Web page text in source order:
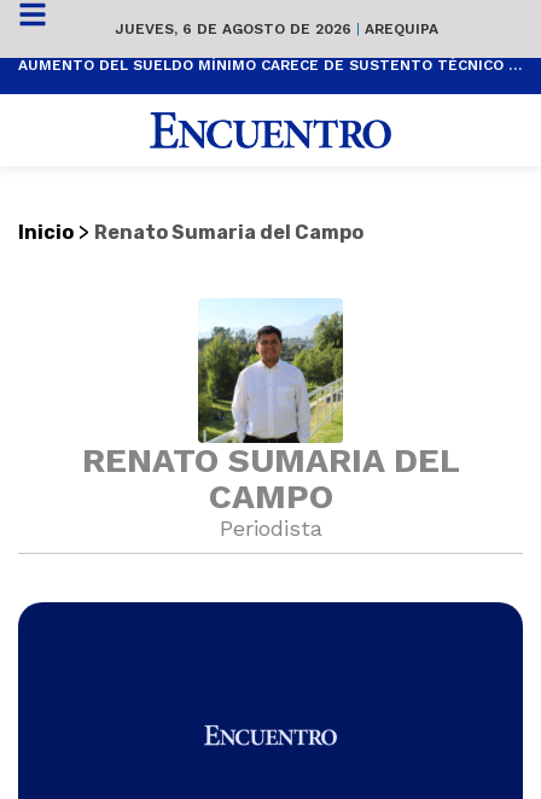
JUEVES, 6 DE AGOSTO DE 2026 | AREQUIPA
AUMENTO DEL SUELDO MÍNIMO CARECE DE SUSTENTO TÉCNICO Y ES POPULISTA
Inicio > Renato Sumaria del Campo
RENATO SUMARIA DEL
CAMPO
Periodista